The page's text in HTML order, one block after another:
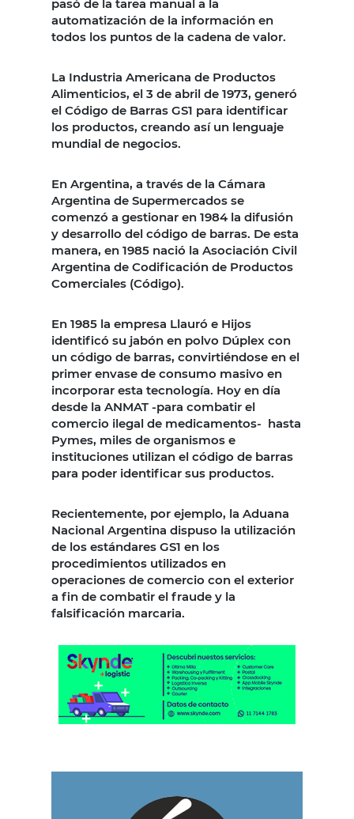
pasó de la tarea manual a la
automatización de la información en
todos los puntos de la cadena de valor.
La Industria Americana de Productos
Alimenticios, el 3 de abril de 1973, generó
el Código de Barras GS1 para identificar
los productos, creando así un lenguaje
mundial de negocios.
En Argentina, a través de la Cámara
Argentina de Supermercados se
comenzó a gestionar en 1984 la difusión
y desarrollo del código de barras. De esta
manera, en 1985 nació la Asociación Civil
Argentina de Codificación de Productos
Comerciales (Código).
En 1985 la empresa Llauró e Hijos
identificó su jabón en polvo Dúplex con
un código de barras, convirtiéndose en el
primer envase de consumo masivo en
incorporar esta tecnología. Hoy en día
desde la ANMAT -para combatir el
comercio ilegal de medicamentos- hasta
Pymes, miles de organismos e
instituciones utilizan el código de barras
para poder identificar sus productos.
Recientemente, por ejemplo, la Aduana
Nacional Argentina dispuso la utilización
de los estándares GS1 en los
procedimientos utilizados en
operaciones de comercio con el exterior
a fin de combatir el fraude y la
falsificación marcaria.